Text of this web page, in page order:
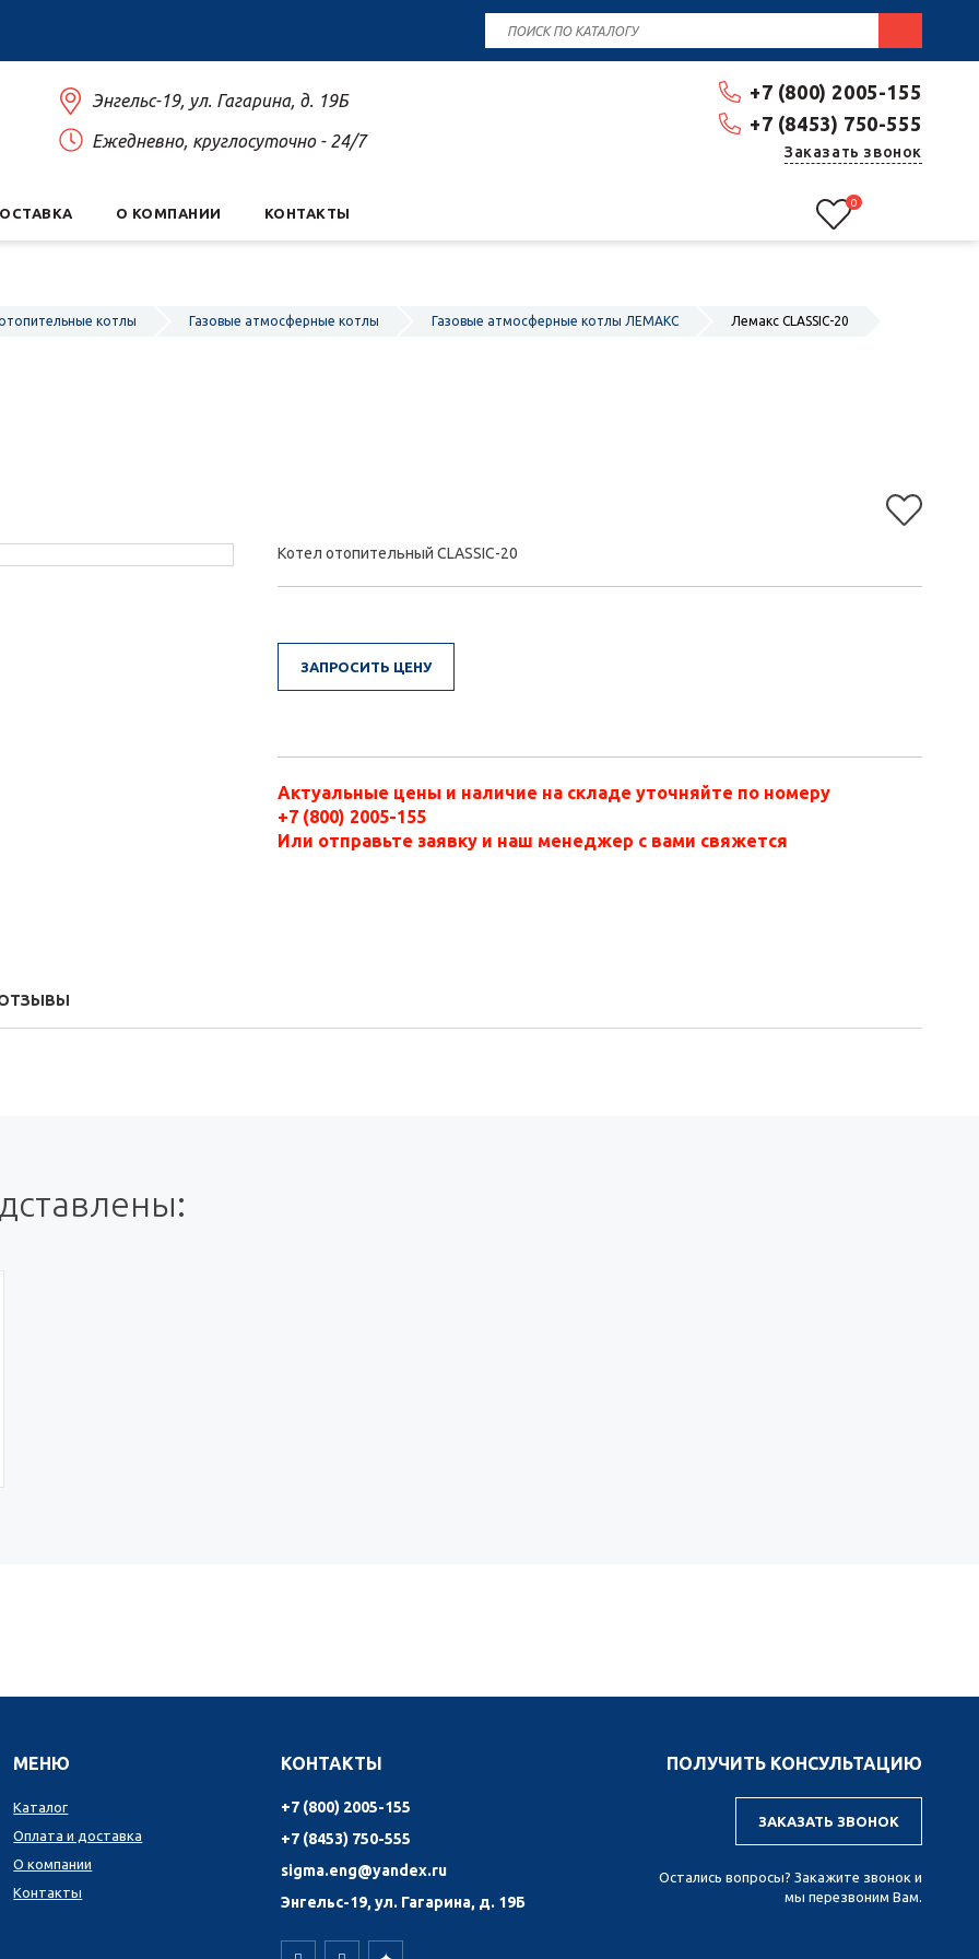
+7 (800) 2005-155
+7 (8453) 750-555
Заказать звонок
Энгельс-19, ул. Гагарина, д. 19Б
Ежедневно, круглосуточно - 24/7
О КОМПАНИИ КОНТАКТЫ
0
котлы Газовые атмосферные котлы Газовые атмосферные котлы ЛЕМАКС Лемакс CLASSIC-20
Котел отопительный CLASSIC-20
ЗАПРОСИТЬ ЦЕНУ
Актуальные цены и наличие на складе уточняйте по номеру
+7 (800) 2005-155
Или отправьте заявку и наш менеджер с вами свяжется
МЕНЮ
Каталог
Оплата и доставка
О компании
Контакты
КОНТАКТЫ
+7 (800) 2005-155
+7 (8453) 750-555
sigma.eng@yandex.ru
Энгельс-19, ул. Гагарина, д. 19Б
ПОЛУЧИТЬ КОНСУЛЬТАЦИЮ
ЗАКАЗАТЬ ЗВОНОК
Остались вопросы? Закажите звонок и
мы перезвоним Вам.